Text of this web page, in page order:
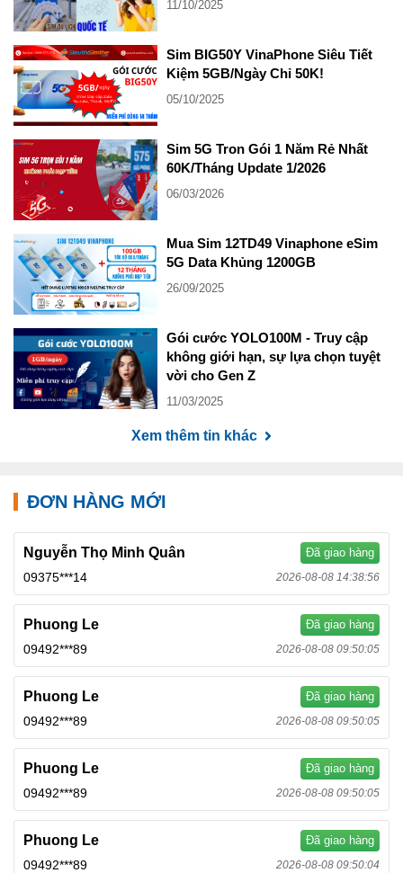
11/10/2025
Sim BIG50Y VinaPhone Siêu Tiết
Kiệm 5GB/Ngày Chỉ 50K!
05/10/2025
Sim 5G Tron Gói 1 Năm Rẻ Nhất
60K/Tháng Update 1/2026
06/03/2026
Mua Sim 12TD49 Vinaphone eSim
5G Data Khủng 1200GB
26/09/2025
Gói cước YOLO100M - Truy cập
không giới hạn, sự lựa chọn tuyệt
vời cho Gen Z
11/03/2025
Xem thêm tin khác
ĐƠN HÀNG MỚI
Nguyễn Thọ Minh Quân Đã giao hàng
09375***14 2026-08-08 14:38:56
Phuong Le Đã giao hàng
09492***89 2026-08-08 09:50:05
Phuong Le Đã giao hàng
09492***89 2026-08-08 09:50:05
Phuong Le Đã giao hàng
09492***89 2026-08-08 09:50:05
Phuong Le Đã giao hàng
09492***89 2026-08-08 09:50:04